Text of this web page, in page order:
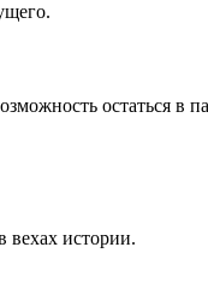
остаться в
вехах истории.